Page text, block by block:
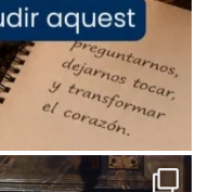
el cardenal Joan
missa i l’ha
de Barcelona,